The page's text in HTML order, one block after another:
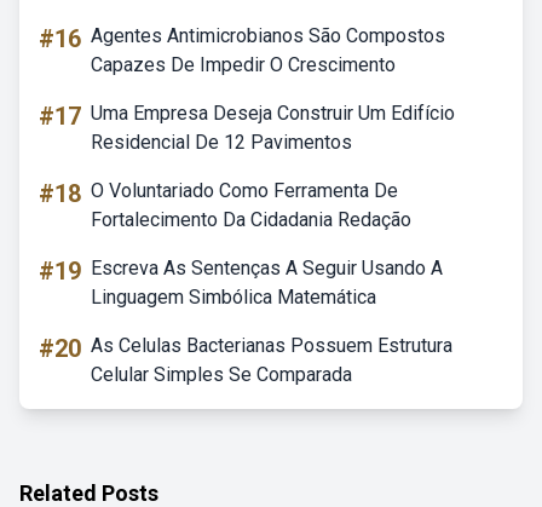
#16 Agentes Antimicrobianos São Compostos
Capazes De Impedir O Crescimento
#17 Uma Empresa Deseja Construir Um Edifício
Residencial De 12 Pavimentos
#18 O Voluntariado Como Ferramenta De
Fortalecimento Da Cidadania Redação
#19 Escreva As Sentenças A Seguir Usando A
Linguagem Simbólica Matemática
#20 As Celulas Bacterianas Possuem Estrutura
Celular Simples Se Comparada
Related Posts